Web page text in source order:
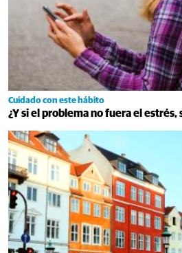
Cuidado con este hábito
¿Y si el problema no fuera el estrés,